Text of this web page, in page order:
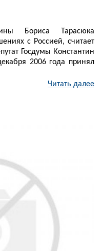
Бориса Тарасюка
с Россией, считает
Госдумы Константин
2006 года принял
Читать далее